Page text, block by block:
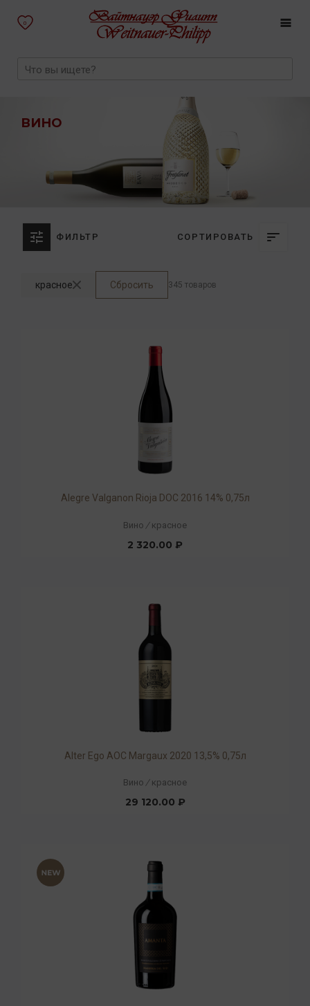
0
ВИНО
ФИЛЬТР СОРТИРОВАТЬ
красное Сбросить 345 товаров
Alegre Valganon Rioja DOC 2016 14% 0,75л
Вино / красное
2 320.00 ₽
Alter Ego AOC Margaux 2020 13,5% 0,75л
Вино / красное
29 120.00 ₽